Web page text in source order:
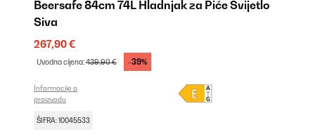
Beersafe 84cm 74L Hladnjak za Piće Svijetlo
Siva
267,90 €
Uvodna cijena:439,90 € -39%
Informacije o
proizvodu
ŠIFRA: 10045533